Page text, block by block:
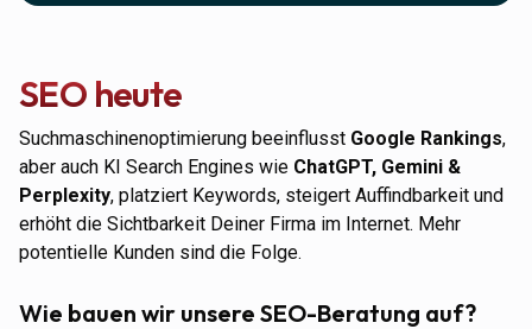
SEO heute
Suchmaschinenoptimierung beeinflusst Google Rankings,
aber auch KI Search Engines wie ChatGPT, Gemini &
Perplexity, platziert Keywords, steigert Auffindbarkeit und
erhöht die Sichtbarkeit Deiner Firma im Internet. Mehr
potentielle Kunden sind die Folge.
Wie bauen wir unsere SEO-Beratung auf?